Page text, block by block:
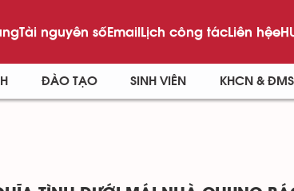
Tài nguyên sốEmailLịch công tácLiên hệ
ĐÀO TẠO SINH VIÊN KHCN &